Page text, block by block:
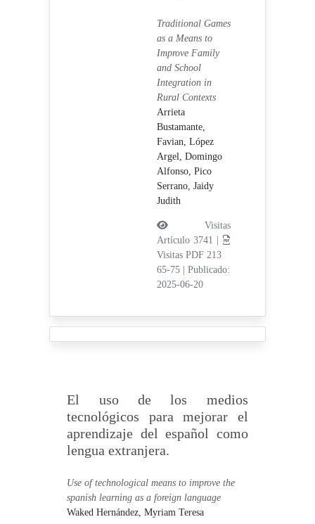
Traditional Games
as a Means to
Improve Family
and School
Integration in
Rural Contexts
Arrieta
Bustamante,
Favian, López
Argel, Domingo
Alfonso, Pico
Serrano, Jaidy
Judith
Visitas
Artículo 3741 |
Visitas PDF 213
65-75
Publicado:
2025-06-20
El uso de los medios
tecnológicos para mejorar el
aprendizaje del español como
lengua extranjera.
Use of technological means to improve the
spanish learning as a foreign language
Waked Hernández, Myriam Teresa